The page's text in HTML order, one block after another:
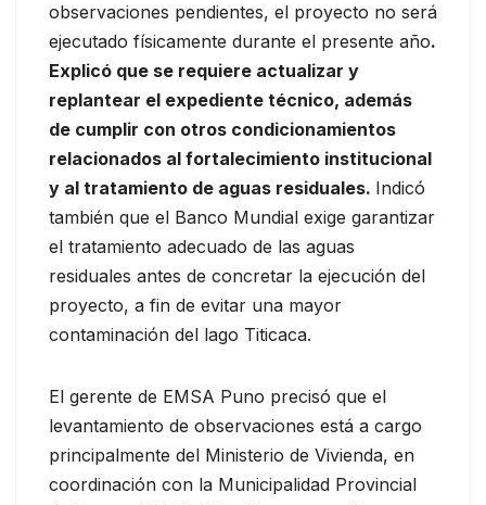
observaciones pendientes, el proyecto no será
ejecutado físicamente durante el presente año.
Explicó que se requiere actualizar y
replantear el expediente técnico, además
de cumplir con otros condicionamientos
relacionados al fortalecimiento institucional
y al tratamiento de aguas residuales. Indicó
también que el Banco Mundial exige garantizar
el tratamiento adecuado de las aguas
residuales antes de concretar la ejecución del
proyecto, a fin de evitar una mayor
contaminación del lago Titicaca.
El gerente de EMSA Puno precisó que el
levantamiento de observaciones está a cargo
principalmente del Ministerio de Vivienda, en
coordinación con la Municipalidad Provincial